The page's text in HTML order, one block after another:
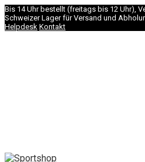
Bis 14 Uhr bestellt (freitags bis 12 Uhr),
Schweizer Lager für Versand und
Helpdesk Kontakt